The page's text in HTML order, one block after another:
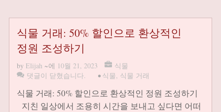
식물 거래: 50% 할인으로 환상적인
정원 조성하기
by Elijah ~에 10월 21, 2023
식물
댓글이 닫혔습니다.
• 식물, 식물 거래
식물 거래: 50% 할인으로 환상적인 정원 조성하기
지친 일상에서 조용히 시간을 보내고 싶다면 어떠